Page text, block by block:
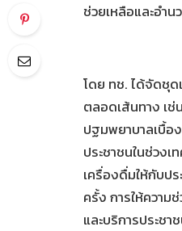
ช่วยเหลือและอำ
โดย ทช. ได้จัดชุด
ตลอดเส้นทาง เช่
ปฐมพยาบาลเบื้อ
ประชาชนในช่วง
เครื่องดื่มให้กับป
ครั้ง การให้ควา
และบริการประช